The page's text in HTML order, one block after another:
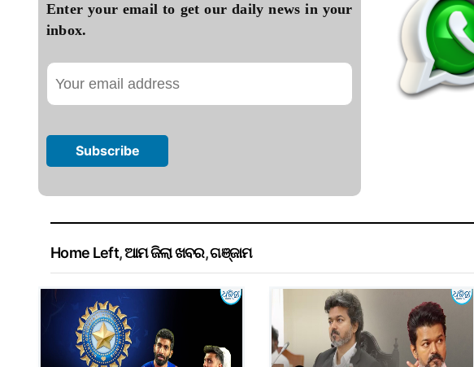
Enter your email to get our daily news in your
inbox.
Home Left,ଆମ ଜିଲା ଖବର,ଗଞ୍ଜାମ